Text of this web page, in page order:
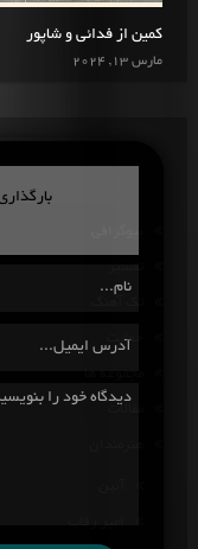
کمین از فدائی و شاپور
مارس 13, 2024
تفسیر
حمایت
مجموعه ها
امیر رقاب